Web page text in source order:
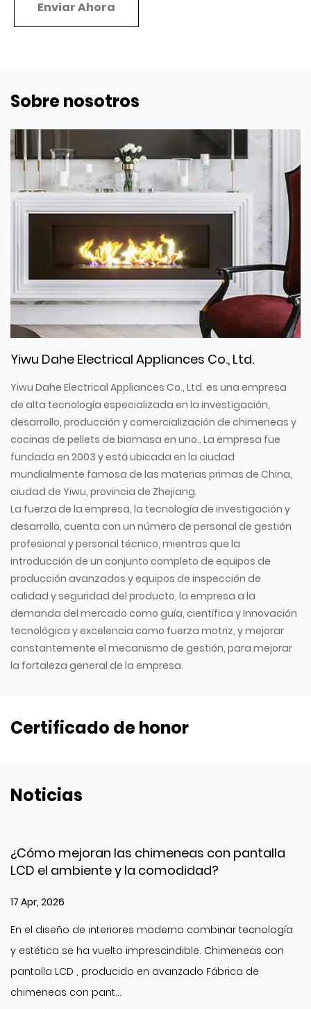
Sobre nosotros
Yiwu Dahe Electrical Appliances Co., Ltd.
Yiwu Dahe Electrical Appliances Co., Ltd. es una empresa
de alta tecnología especializada en la investigación,
desarrollo, producción y comercialización de chimeneas y
cocinas de pellets de biomasa en uno.. La empresa fue
fundada en 2003 y está ubicada en la ciudad
mundialmente famosa de las materias primas de China,
ciudad de Yiwu, provincia de Zhejiang.
La fuerza de la empresa, la tecnología de investigación y
desarrollo, cuenta con un número de personal de gestión
profesional y personal técnico, mientras que la
introducción de un conjunto completo de equipos de
producción avanzados y equipos de inspección de
calidad y seguridad del producto, la empresa a la
demanda del mercado como guía, científica y Innovación
tecnológica y excelencia como fuerza motriz, y mejorar
constantemente el mecanismo de gestión, para mejorar
la fortaleza general de la empresa.
Certificado de honor
Noticias
¿Cómo mejoran las chimeneas con pantalla
LCD el ambiente y la comodidad?
17 Apr, 2026
En el diseño de interiores moderno combinar tecnología
y estética se ha vuelto imprescindible. Chimeneas con
pantalla LCD , producido en avanzado Fábrica de
chimeneas con pant...